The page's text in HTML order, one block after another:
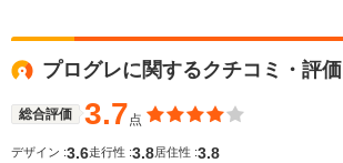
プログレに関するクチコミ・評価
総合評価 3.7点
デザイン :3.6走行性 :3.8 居住性 :3.8